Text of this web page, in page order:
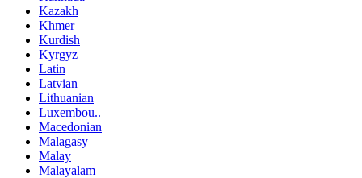
Kazakh
Khmer
Kurdish
Kyrgyz
Latin
Latvian
Lithuanian
Luxembou..
Macedonian
Malagasy
Malay
Malayalam